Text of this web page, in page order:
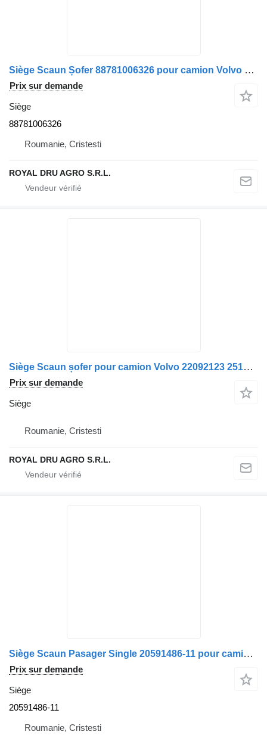
Siège Scaun Șofer 88781006326 pour camion Volvo cu Tetieră și Cotiere Reglabile
Prix sur demande
Siège
88781006326
Roumanie, Cristesti
ROYAL DRU AGRO S.R.L.
Siège Scaun șofer pour camion Volvo 22092123 2510 000 881 2510000881
Prix sur demande
Siège
Roumanie, Cristesti
ROYAL DRU AGRO S.R.L.
Siège Scaun Pasager Single 20591486-11 pour camion Volvo Negru
Prix sur demande
Siège
20591486-11
Roumanie, Cristesti